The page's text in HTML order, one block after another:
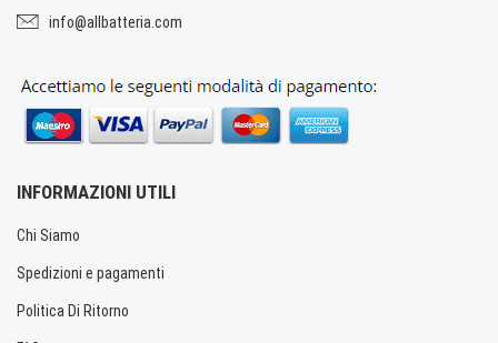
info@allbatteria.com
INFORMAZIONI UTILI
Chi Siamo
Spedizioni e pagamenti
Politica Di Ritorno